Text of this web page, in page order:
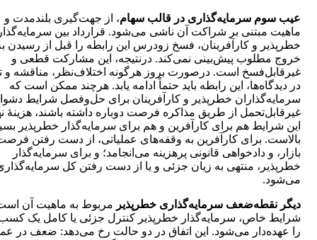
عیب سوم سرمایه‌گذاری در قالب سهام، از جهت‌گیری بلندمدت و
ماهیت مبتنی بر شراکت آن ناشی می‌شود. قرارداد بین
خطرپذیر و کارآفرینان، فسخ زودرس این رابطه را قبل از رسیدن
خروج مطلوب پیش‌بینی نمی‌کند. درنتیجه، این مشارکت قطعی و
غیرقابل‌فسخ است. درصورت بروز هرگونه اختلاف‌نظر، مناقشه و
در دیدگاه‌ها، این رابطه باید حتماً ادامه یابد. هرچند ممکن است که
سرمایه‌گذاران خطرپذیر و کارآفرینان برای حل‌وفصل شرایط
غیرقابل‌تحمل از طریق مذاکره فرصت دوباره داشته باشند، هزینۀ
این شرایط هم برای کارآفرین و هم برای سرمایه‌گذار خطرپذیر
بالاست. برای کارآفرین به وقفه‌های عملیاتی، از دست رفتن
بازار، و دادخواهی قانونی پرهزینه می‌انجامد؛ و برای سرمایه‌گذار
خطرپذیر، منتهی به زیان جزئی و یا از دست رفتن کل
می‌شود.
دیگر نقطه‌ضعف سرمایه‌گذاری خطرپذیر مربوط به ماهیت آن
شرایط خاص، سرمایه‌گذار خطرپذیر کنترل جزئی یا کامل یک
را عهده‌دار می‌شود. این اتفاق در دو حالت رخ می‌دهد: ضعف در